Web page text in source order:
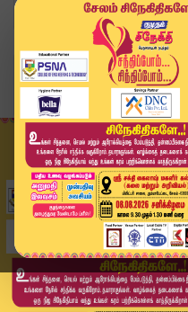
Home
வீடியோ ஸ்டோரி
H Raja Speech :